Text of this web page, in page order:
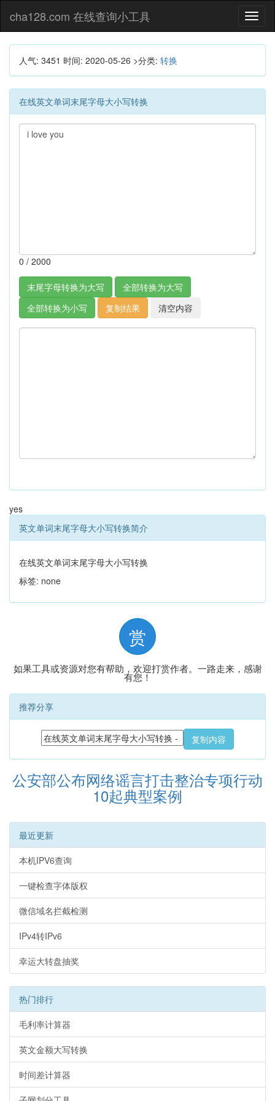
cha128.com 在线查询小工具
人气: 3451 时间: 2020-05-26 >分类: 转换
在线英文单词末尾字母大小写转换
0 / 2000
yes
英文单词末尾字母大小写转换简介
在线英文单词末尾字母大小写转换
标签: none
赏
如果工具或资源对您有帮助，欢迎打赏作者。一路走来，感谢
有您！
推荐分享
复制内容
公安部公布网络谣言打击整治专项行动
10起典型案例
最近更新
本机IPV6查询
一键检查字体版权
微信域名拦截检测
IPv4转IPv6
幸运大转盘抽奖
热门排行
毛利率计算器
英文金额大写转换
时间差计算器